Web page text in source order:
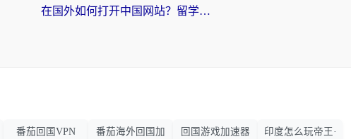
在国外如何打开中国网站？留学生与海外华人的无缝访问指南
番茄回国VPN
番茄海外回国加
回国游戏加速器
印度怎么玩帝王·